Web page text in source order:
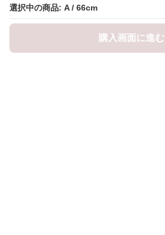
選択中の商品: A / 66cm
購入画面に進む
選択中の商品: A / 66cm
購入画面に進む